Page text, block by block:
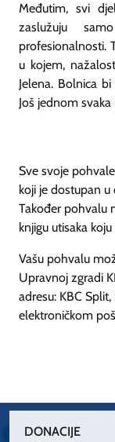
Međutim, svi
zaslužuju
profesionalnosti.
u kojem,
Jelena. Bolnica
Još jednom
Sve svoje
koji je dostupan u
Također pohvalu
knjigu utisaka
Vašu pohvalu
Upravnoj zgradi
adresu: KBC
elektroničkom
DONACIJE